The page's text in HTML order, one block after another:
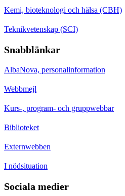
Kemi, bioteknologi och hälsa (CBH)
Teknikvetenskap (SCI)
Snabblänkar
AlbaNova, personalinformation
Webbmejl
Kurs-, program- och gruppwebbar
Biblioteket
Externwebben
I nödsituation
Sociala medier